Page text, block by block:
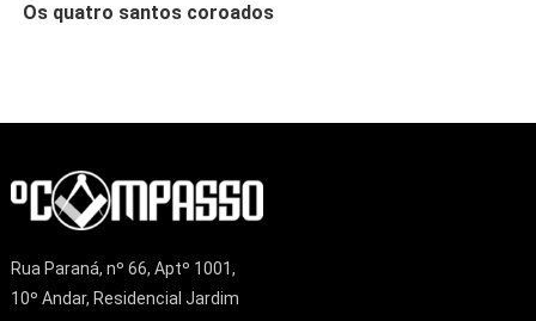
Os quatro santos coroados
Rua Paraná, nº 66, Aptº 1001,
10º Andar, Residencial Jardim